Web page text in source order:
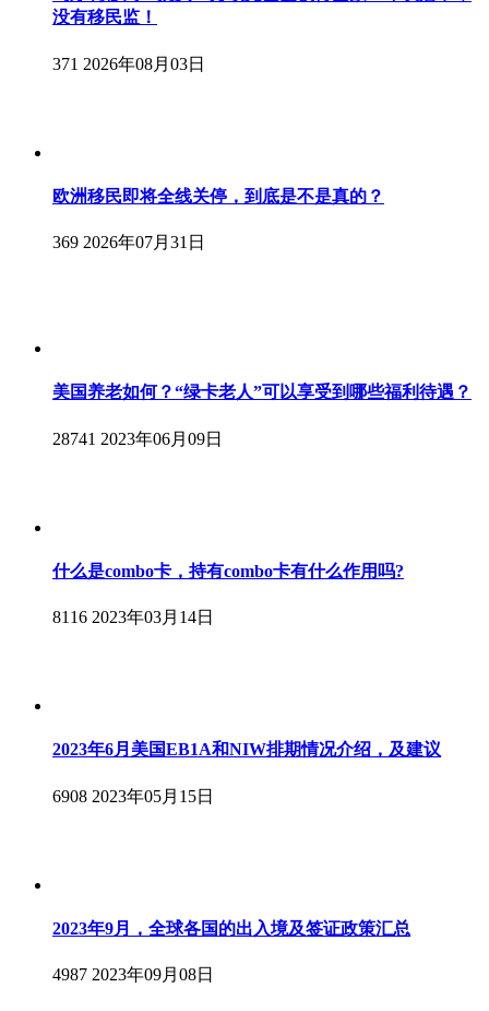
没有移民监！
371 2026年08月03日
欧洲移民即将全线关停，到底是不是真的？
369 2026年07月31日
美国养老如何？“绿卡老人”可以享受到哪些福利待遇？
28741 2023年06月09日
什么是combo卡，持有combo卡有什么作用吗?
8116 2023年03月14日
2023年6月美国EB1A和NIW排期情况介绍，及建议
6908 2023年05月15日
2023年9月，全球各国的出入境及签证政策汇总
4987 2023年09月08日